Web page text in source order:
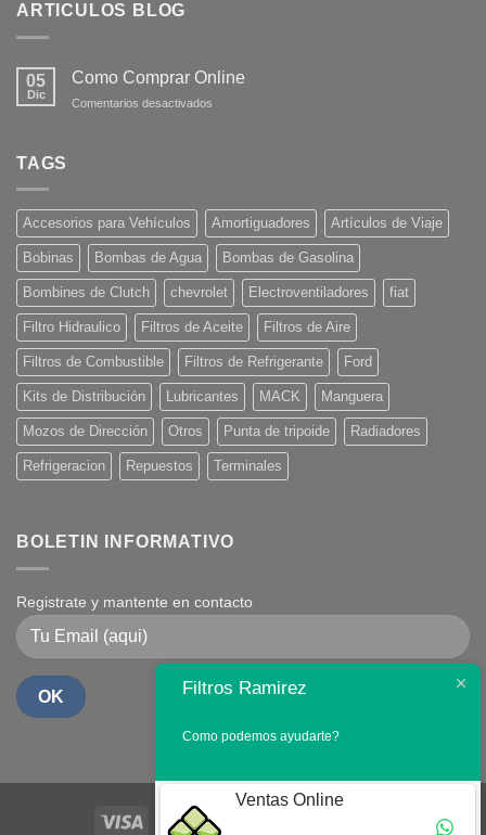
ARTICULOS BLOG
05
Dic
Como Comprar Online
Comentarios desactivados
TAGS
Accesorios para Vehículos Amortiguadores Artículos de Viaje
Bobinas Bombas de Agua Bombas de Gasolina
Bombines de Clutch chevrolet Electroventiladores fiat
Filtro Hidraulico Filtros de Aceite Filtros de Aire
Filtros de Combustible Filtros de Refrigerante Ford
Kits de Distribución Lubricantes MACK Manguera
Mozos de Dirección Otros Punta de tripoide Radiadores
Refrigeracion Repuestos Terminales
BOLETIN INFORMATIVO
Registrate y mantente en contacto
PayPal
Filtros Ramirez
Como podemos ayudarte?
Ventas Online